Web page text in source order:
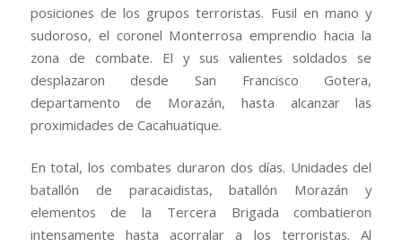
posiciones de los grupos terroristas. Fusil en mano y
sudoroso, el coronel Monterrosa emprendio hacia la
zona de combate. El y sus valientes soldados se
desplazaron desde San Francisco Gotera,
departamento de Morazán, hasta alcanzar las
proximidades de Cacahuatique.
En total, los combates duraron dos días. Unidades del
batallón de paracaidistas, batallón Morazán y
elementos de la Tercera Brigada combatieron
intensamente hasta acorralar a los terroristas. Al